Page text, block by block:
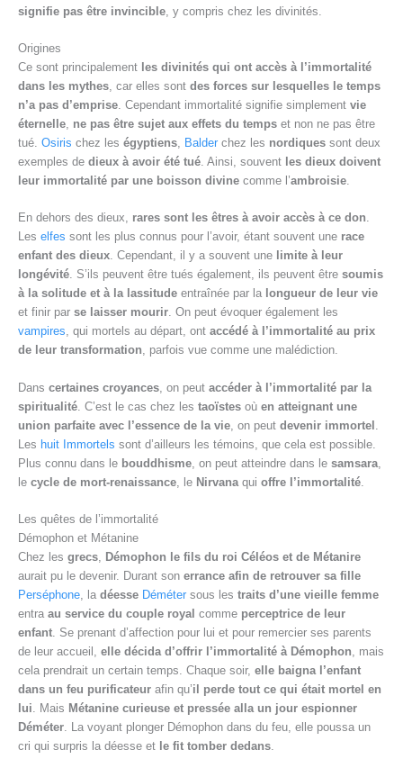
signifie pas être invincible , y compris chez les divinités.
Origines
Ce sont principalement les divinités qui ont accès à l’immortalité
dans les mythes , car elles sont des forces sur lesquelles le temps
n’a pas d’emprise . Cependant immortalité signifie simplement vie
éternelle ne pas être sujet aux effets du temps et non ne pas être
tué. Osiris chez les égyptiens Balder chez les nordiques sont deux
exemples de dieux à avoir été tué . Ainsi, souvent les dieux doivent
leur immortalité par une boisson divine comme l’ambroisie
En dehors des dieux, rares sont les êtres à avoir accès à ce don.
Les elfes sont les plus connus pour l’avoir, étant souvent une race
enfant des dieux. Cependant, il y a souvent une limite à leur
longévité. S’ils peuvent être tués également, ils peuvent être soumis
à la solitude et à la lassitude entraînée par la longueur de leur vie
et finir par se laisser mourir. On peut évoquer également les
vampires, qui mortels au départ, ont accédé à l’immortalité au prix
de leur transformation, parfois vue comme une malédiction.
Dans certaines croyances , on peut accéder à l’immortalité par la
spiritualité . C’est le cas chez les taoïstes où en atteignant une
union parfaite avec l’essence de la vie , on peut devenir immortel
Les huit Immortels sont d’ailleurs les témoins, que cela est possible.
Plus connu dans le bouddhisme , on peut atteindre dans le samsara
le cycle de mort-renaissance , le Nirvana qui offre l’immortalité
Les quêtes de l’immortalité
Démophon et Métanine
Chez les grecs, Démophon le fils du roi Céléos et de Métanire
aurait pu le devenir. Durant son errance afin de retrouver sa fille
Perséphone, la déesse Déméter sous les traits d’une vieille femme
entra au service du couple royal comme perceptrice de leur
enfant. Se prenant d’affection pour lui et pour remercier ses parents
de leur accueil, elle décida d’offrir l’immortalité à Démophon, mais
cela prendrait un certain temps. Chaque soir, elle baigna l’enfant
dans un feu purificateur afin qu’il perde tout ce qui était mortel en
lui. Mais Métanine curieuse et pressée alla un jour espionner
Déméter. La voyant plonger Démophon dans du feu, elle poussa un
cri qui surpris la déesse et le fit tomber dedans.